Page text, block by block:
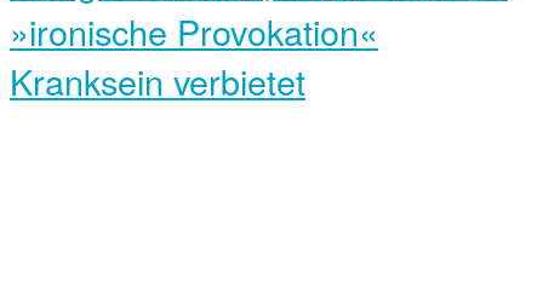
»ironische Provokation«
Kranksein verbietet